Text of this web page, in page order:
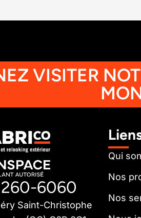
VISITER
260-6060
Saint-Christophe
Qui
Nos
Nos